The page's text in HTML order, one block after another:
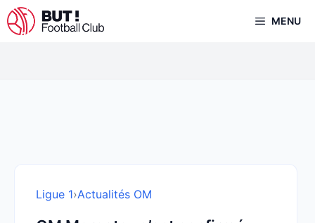
Aller
au
MENU
Ligue 1›Actualités OM